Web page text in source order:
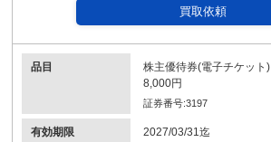
買取依頼
品目
株主優待券(電子チケット)
8,000円
証券番号:3197
有効期限 2027/03/31迄